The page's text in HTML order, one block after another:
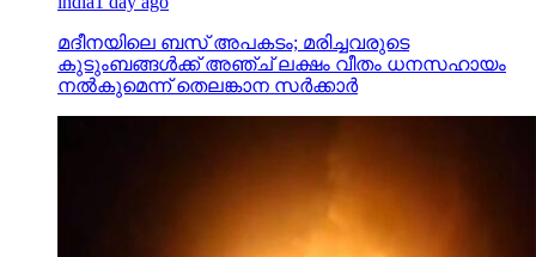
മദീനയിലെ ബസ് അപകടം; മരിച്ചവരുടെ
കുടുംബങ്ങള്‍ക്ക് അഞ്ച് ലക്ഷം വീതം ധനസഹായം
നല്‍കുമെന്ന് തെലങ്കാന സര്‍ക്കാര്‍